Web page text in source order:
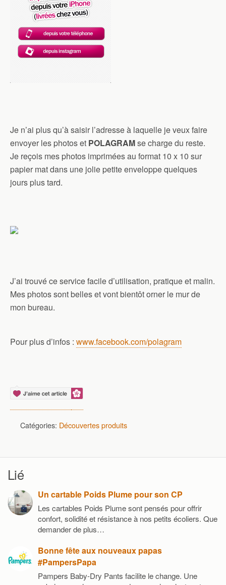
Je n’ai plus qu’à saisir l’adresse à laquelle je veux faire
envoyer les photos et POLAGRAMse charge du reste.
Je reçois mes photos imprimées au format 10 x 10 sur
papier mat dans une jolie petite enveloppe quelques
jours plus tard.
J’ai trouvé ce service facile d’utilisation, pratique et malin.
Mes photos sont belles et vont bientôt orner le mur de
mon bureau.
Pour plus d’infos : www.facebook.com/polagram
Catégories: Découvertes produits
Lié
Un cartable Poids Plume pour son CP
Les cartables Poids Plume sont pensés pour offrir
confort, solidité et résistance à nos petits écoliers. Que
demander de plus…
Bonne fête aux nouveaux papas
#PampersPapa
Pampers Baby-Dry Pants facilite le change. Une